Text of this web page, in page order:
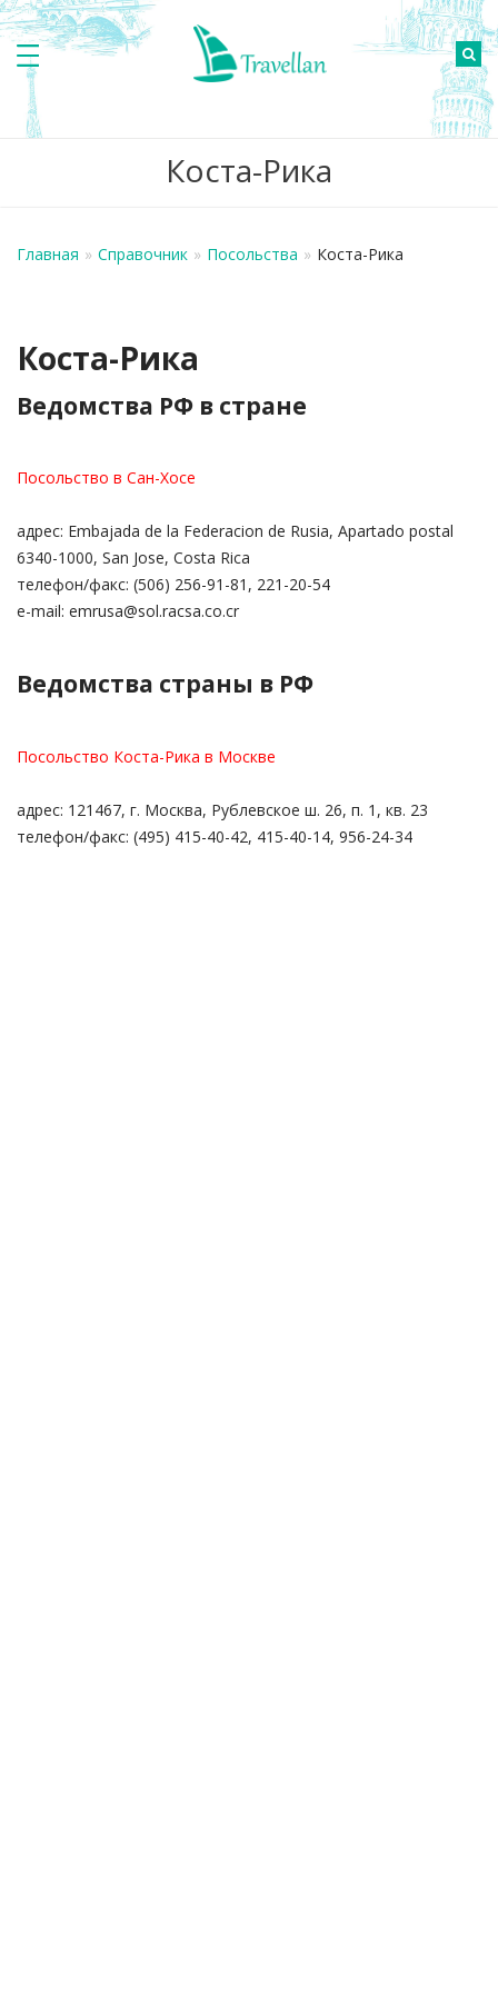
Коста-Рика
Главная » Справочник » Посольства » Коста-Рика
Коста-Рика
Ведомства РФ в стране
Посольство в Сан-Хосе
адрес: Embajada de la Federacion de Rusia, Apartado postal
6340-1000, San Jose, Costa Rica
телефон/факс: (506) 256-91-81, 221-20-54
e-mail: emrusa@sol.racsa.co.cr
Ведомства страны в РФ
Посольство Коста-Рика в Москве
адрес: 121467, г. Москва, Рублевское ш. 26, п. 1, кв. 23
телефон/факс: (495) 415-40-42, 415-40-14, 956-24-34